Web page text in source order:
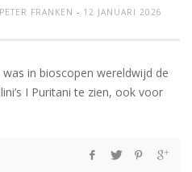
PETER FRANKEN - 12 JANUARI 2026
in bioscopen wereldwijd de
I Puritani te zien, ook voor